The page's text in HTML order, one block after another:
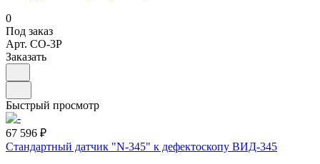
0
Под заказ
Арт. СО-3Р
Заказать
Быстрый просмотр
67 596 ₽
Стандартный датчик "N-345" к дефектоскопу ВИД-345